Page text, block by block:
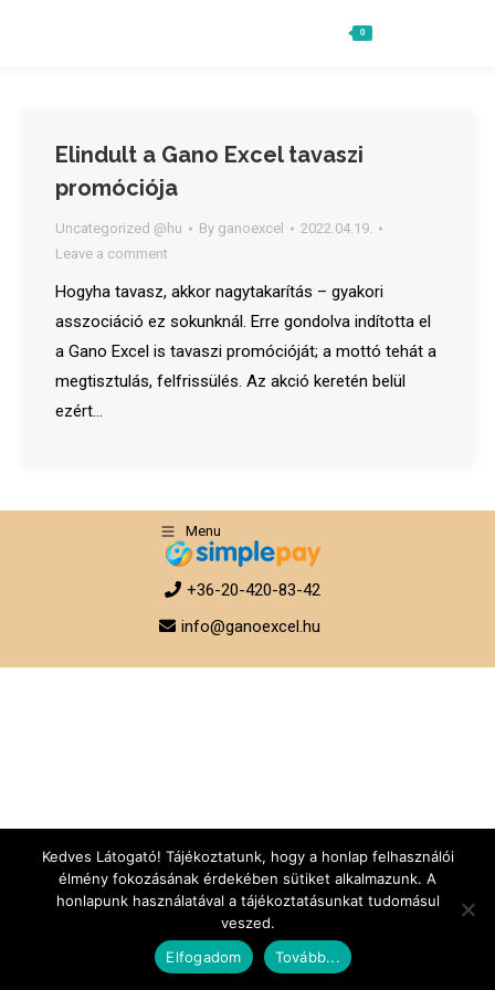
0
Elindult a Gano Excel tavaszi
promóciója
Uncategorized @hu By ganoexcel
2022.04.19.
Leave a comment
Hogyha tavasz, akkor nagytakarítás – gyakori
asszociáció ez sokunknál. Erre gondolva indította el
a Gano Excel is tavaszi promócióját; a mottó tehát a
megtisztulás, felfrissülés. Az akció keretén belül
ezért…
Menu
+36-20-420-83-42
info@ganoexcel.hu
Kedves Látogató! Tájékoztatunk, hogy a honlap felhasználói
élmény fokozásának érdekében sütiket alkalmazunk. A
honlapunk használatával a tájékoztatásunkat tudomásul
veszed.
Elfogadom
Tovább...